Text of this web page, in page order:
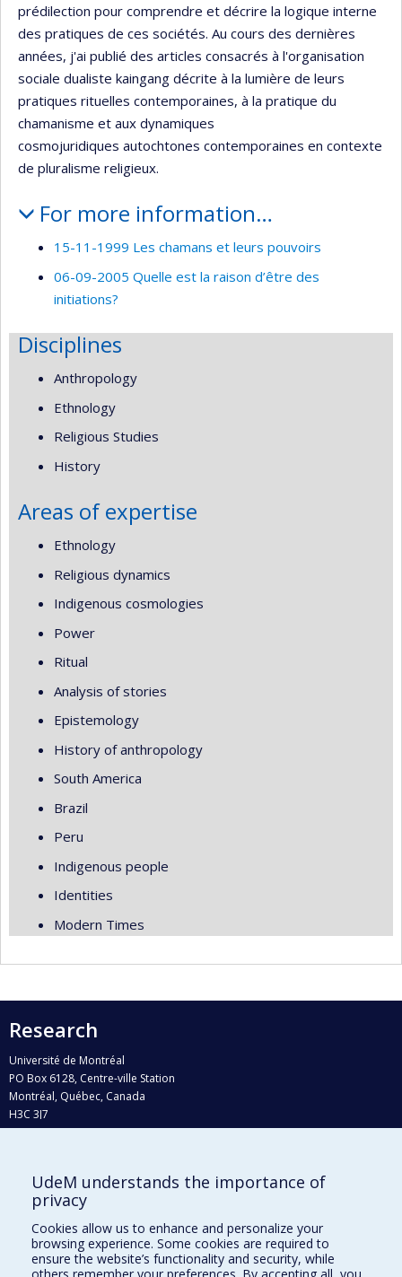
prédilection pour comprendre et décrire la logique interne
des pratiques de ces sociétés. Au cours des dernières
années, j'ai publié des articles consacrés à l'organisation
sociale dualiste kaingang décrite à la lumière de leurs
pratiques rituelles contemporaines, à la pratique du
chamanisme et aux dynamiques
cosmojuridiques autochtones contemporaines en contexte
de pluralisme religieux.
For more information…
15-11-1999 Les chamans et leurs pouvoirs
06-09-2005 Quelle est la raison d’être des
initiations?
Disciplines
Anthropology
Ethnology
Religious Studies
History
Areas of expertise
Ethnology
Religious dynamics
Indigenous cosmologies
Power
Ritual
Analysis of stories
Epistemology
History of anthropology
South America
Brazil
Peru
Indigenous people
Identities
Modern Times
Research
Université de Montréal
PO Box 6128, Centre-ville Station
Montréal, Québec, Canada
H3C 3J7
Who does what?
Find us
Site map
UdeM understands the importance of
privacy
Cookies allow us to enhance and personalize your
browsing experience. Some cookies are required to
ensure the website’s functionality and security, while
others remember your preferences. By accepting all, you